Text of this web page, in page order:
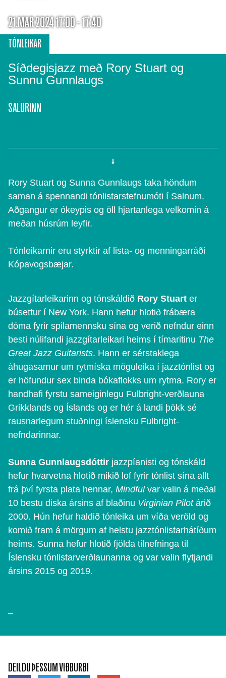
21.MAR 2024 17:00 - 17:40
Síðdegisjazz með Rory Stuart og
Sunnu Gunnlaugs
TÓNLEIKAR
SALURINN
Rory Stuart og Sunna Gunnlaugs taka höndum
saman á spennandi tónlistarstefnumóti í Salnum.
Aðgangur er ókeypis og öll hjartanlega velkomin á
meðan húsrúm leyfir.
Tónleikarnir eru styrktir af lista- og menningarráði
Kópavogsbæjar.
Jazzgítarleikarinn og tónskáldið Rory Stuart er
búsettur í New York. Hann hefur hlotið frábæra
dóma fyrir spilamennsku sína og verið nefndur einn
besti núlifandi jazzgítarleikari heims í tímaritinu The
Great Jazz Guitarists. Hann er sérstaklega
áhugasamur um rytmíska möguleika í jazztónlist og
er höfundur sex binda bókaflokks um rytma. Rory er
handhafi fyrstu sameiginlegu Fulbright-verðlauna
Grikklands og Íslands og er hér á landi þökk sé
rausnarlegum stuðningi íslensku Fulbright-
nefndarinnar.
Sunna Gunnlaugsdóttir jazzpíanisti og tónskáld
hefur hvarvetna hlotið mikið lof fyrir tónlist sína allt
frá því fyrsta plata hennar, Mindfulvar valin á meðal
10 bestu diska ársins af blaðinu Virginian Pilot árið
2000. Hún hefur haldið tónleika um víða veröld og
komið fram á mörgum af helstu jazztónlistarhátíðum
heims. Sunna hefur hlotið fjölda tilnefninga til
Íslensku tónlistarverðlaunanna og var valin flytjandi
ársins 2015 og 2019.
–
DEILDU ÞESSUM VIÐBURÐI